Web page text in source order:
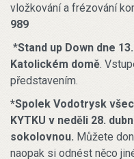
vložkování a frézování
989
*Stand up Down dne
Katolickém domě.
představením.
*Spolek Vodotrysk
KYTKU v neděli 28.
sokolovnou. Můžete
naopak si odnést něco